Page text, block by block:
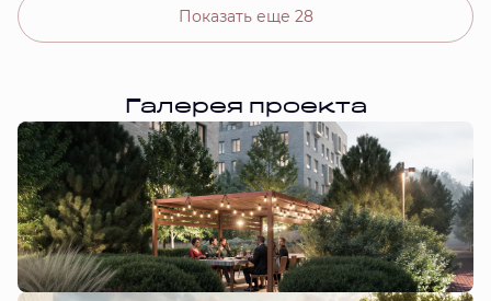
Показать еще 28
Галерея проекта